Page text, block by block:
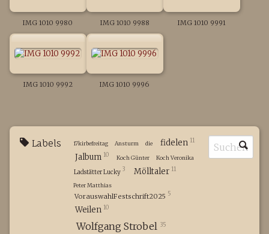
IMG 1010 9980 IMG 1010 9988 IMG 1010 9991
IMG 1010 9992 IMG 1010 9996
Labels 17kirbefreitag Ansturm die fidelen 11
Jalbum 10 Koch Günter Koch Veronika
Ladstätter Lucky 3 Mölltaler 11
Peter Matthias
VorauswahlFestschrift2025 5
Weilen 10
Wolfgang Strobel 35